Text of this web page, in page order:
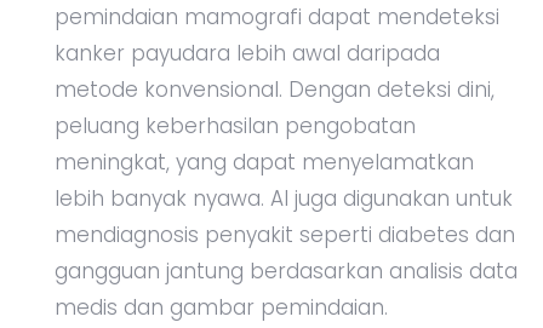
pemindaian mamografi dapat mendeteksi
kanker payudara lebih awal daripada
metode konvensional. Dengan deteksi dini,
peluang keberhasilan pengobatan
meningkat, yang dapat menyelamatkan
lebih banyak nyawa. AI juga digunakan untuk
mendiagnosis penyakit seperti diabetes dan
gangguan jantung berdasarkan analisis data
medis dan gambar pemindaian.